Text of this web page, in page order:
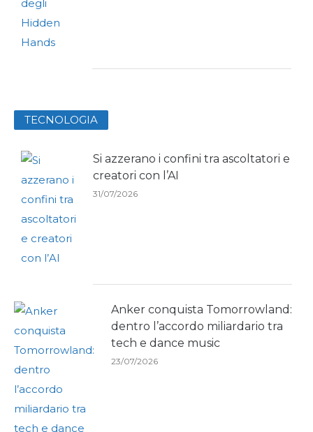
TECNOLOGIA
Si azzerano i confini tra ascoltatori e
creatori con l’AI
31/07/2026
Anker conquista Tomorrowland:
dentro l’accordo miliardario tra
tech e dance music
23/07/2026